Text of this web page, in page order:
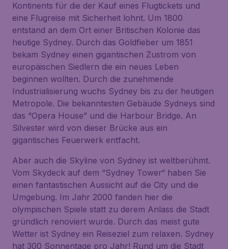
Kontinents für die der Kauf eines Flugtickets und
eine Flugreise mit Sicherheit lohnt. Um 1800
entstand an dem Ort einer Britischen Kolonie das
heutige Sydney. Durch das Goldfieber um 1851
bekam Sydney einen gigantischen Zustrom von
europäischen Siedlern die ein neues Leben
beginnen wollten. Durch die zunehmende
Industrialisierung wuchs Sydney bis zu der heutigen
Metropole. Die bekanntesten Gebäude Sydneys sind
das “Opera House” und die Harbour Bridge. An
Silvester wird von dieser Brücke aus ein
gigantisches Feuerwerk entfacht.
Aber auch die Skyline von Sydney ist weltberühmt.
Vom Skydeck auf dem “Sydney Tower“ haben Sie
einen fantastischen Aussicht auf die City und die
Umgebung. Im Jahr 2000 fanden hier die
olympischen Spiele statt zu derem Anlass die Stadt
gründlich renoviert wurde. Durch das meist gute
Wetter ist Sydney ein Reiseziel zum relaxen. Sydney
hat 300 Sonnentage pro Jahr! Rund um die Stadt